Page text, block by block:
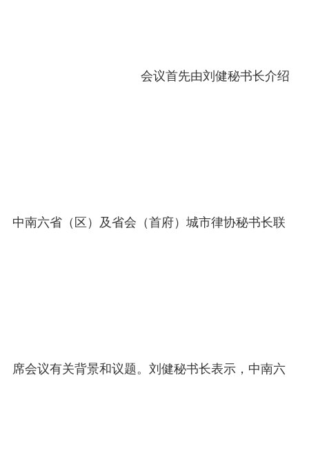
会议首先由刘健秘书长介绍
中南六省（区）及省会（首府）城市律协秘书长联
席会议有关背景和议题。刘健秘书长表示，中南六